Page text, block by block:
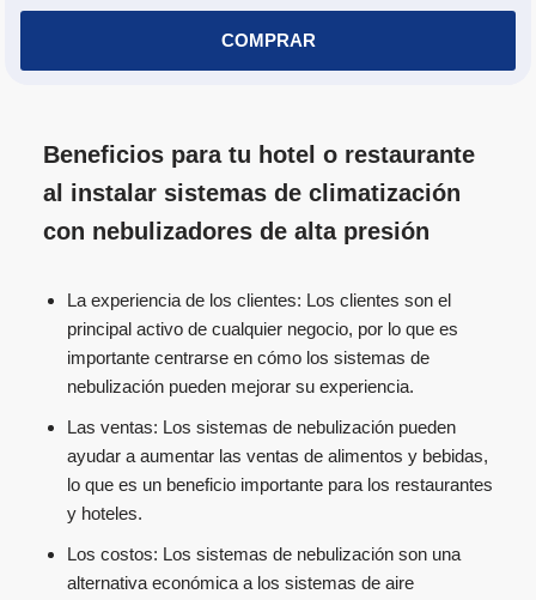
COMPRAR
Beneficios para tu hotel o restaurante
al instalar sistemas de climatización
con nebulizadores de alta presión
La experiencia de los clientes: Los clientes son el
principal activo de cualquier negocio, por lo que es
importante centrarse en cómo los sistemas de
nebulización pueden mejorar su experiencia.
Las ventas: Los sistemas de nebulización pueden
ayudar a aumentar las ventas de alimentos y bebidas,
lo que es un beneficio importante para los restaurantes
y hoteles.
Los costos: Los sistemas de nebulización son una
alternativa económica a los sistemas de aire